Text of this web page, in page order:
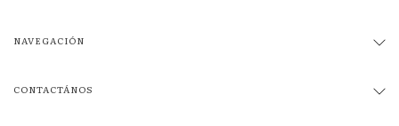
NAVEGACIÓN
CONTACTÁNOS